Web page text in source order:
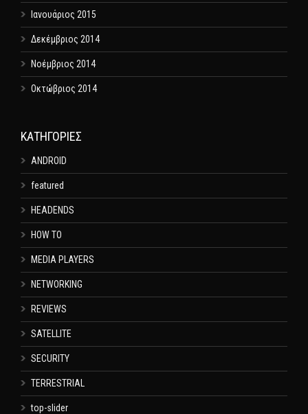
Ιανουάριος 2015
Δεκέμβριος 2014
Νοέμβριος 2014
Οκτώβριος 2014
KΑΤΗΓΟΡΊΕΣ
ANDROID
featured
HEADENDS
HOW TO
MEDIA PLAYERS
NETWORKING
REVIEWS
SATELLITE
SECURITY
TERRESTRIAL
top-slider